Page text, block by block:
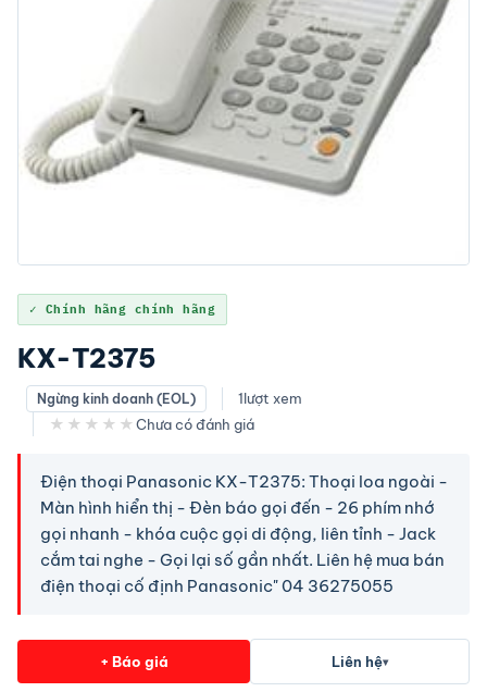
✓ Chính hãng chính hãng
KX-T2375
Ngừng kinh doanh (EOL) 1lượt xem
★★★★★ Chưa có đánh giá
Điện thoại Panasonic KX-T2375: Thoại loa ngoài -
Màn hình hiển thị - Đèn báo gọi đến - 26 phím nhớ
gọi nhanh - khóa cuộc gọi di động, liên tỉnh - Jack
cắm tai nghe - Gọi lại số gần nhất. Liên hệ mua bán
điện thoại cố định Panasonic" 04 36275055
+ Báo giá Liên hệ▾